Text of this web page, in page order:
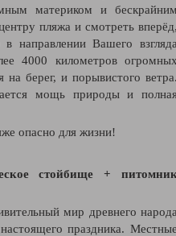
материком и
пляжа и смотреть
направлении Вашего
4000 километров
берег, и порывистого
мощь природы и
опасно для жизни!
стойбище +
мир древнего
праздника.